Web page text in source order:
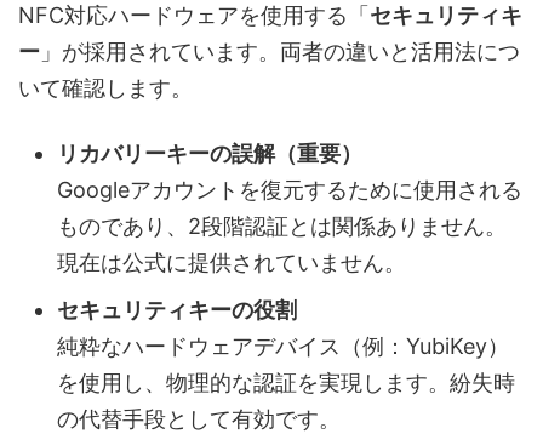
NFC対応ハードウェアを使用する「セキュリティキ
ー 」が採用されています。両者の違いと活用法につ
いて確認します。
リカバリーキーの誤解（重要）
Googleアカウントを復元するために使用される
ものであり、2段階認証とは関係ありません。
現在は公式に提供されていません。
セキュリティキーの役割
純粋なハードウェアデバイス（例：YubiKey）
を使用し、物理的な認証を実現します。紛失時
の代替手段として有効です。